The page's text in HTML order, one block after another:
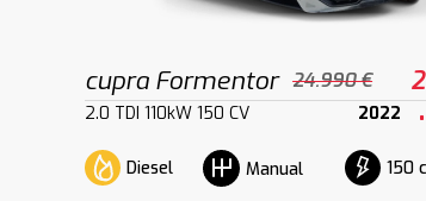
cupra Formentor 24.990 €
2.0 TDI 110kW 150 CV 2022
Diesel Manual 150